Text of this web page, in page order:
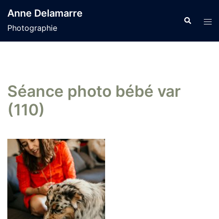
au
contenu
Anne Delamarre
Photographie
Séance photo bébé var
(110)